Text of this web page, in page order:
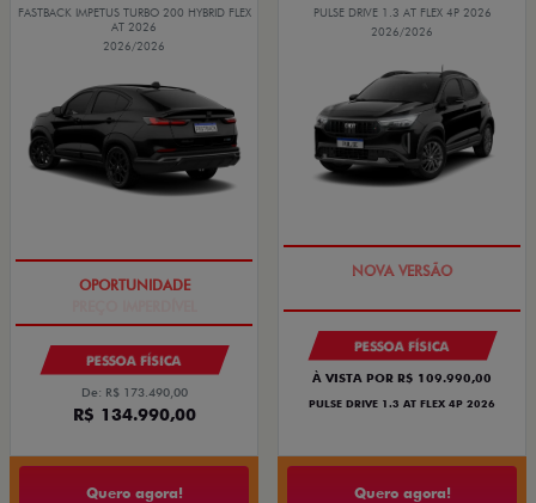
FASTBACK IMPETUS TURBO 200 HYBRID FLEX
AT 2026
2026/2026
PESSOA FÍSICA
De: R$ 173.490,00
R$ 134.990,00
Quero agora!
PULSE DRIVE 1.3 AT FLEX 4P 2026
2026/2026
PREÇO IMPERDÍVEL
PESSOA FÍSICA
À VISTA POR R$ 109.990,00
PULSE DRIVE 1.3 AT FLEX 4P 2026
Quero agora!